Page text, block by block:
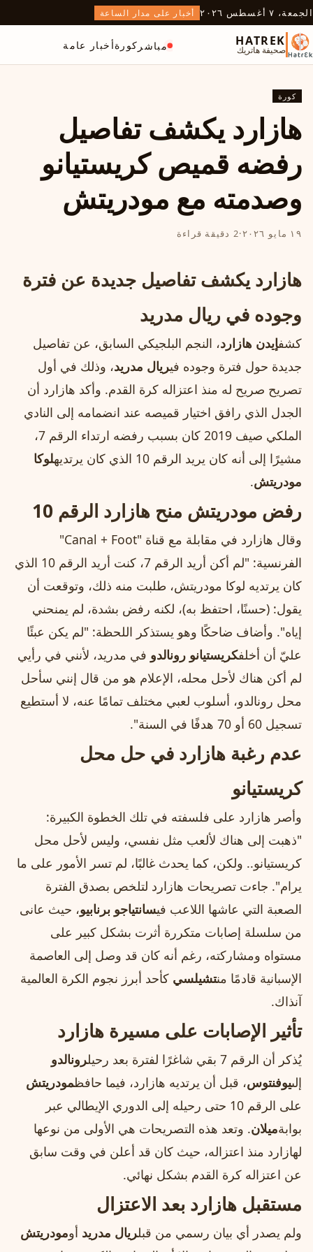
الجمعة، ٧ أغسطس ٢٠٢٦ أخبار على مدار الساعة
HATREK
صحيفة هاتريك مباشر كورةأخبار عامة
كورة
هازارد يكشف تفاصيل
رفضه قميص كريستيانو
وصدمته مع مودريتش
١٩ مايو ٢٠٢٦ ·2 دقيقة قراءة
هازارد يكشف تفاصيل جديدة عن فترة
وجوده في ريال مدريد
كشفإيدن هازارد، النجم البلجيكي السابق، عن تفاصيل
جديدة حول فترة وجوده فيريال مدريد، وذلك في أول
تصريح صريح له منذ اعتزاله كرة القدم. وأكد هازارد أن
الجدل الذي رافق اختيار قميصه عند انضمامه إلى النادي
الملكي صيف 2019 كان بسبب رفضه ارتداء الرقم 7،
مشيرًا إلى أنه كان يريد الرقم 10 الذي كان يرتديه
لوكا
مودريتش.
رفض مودريتش منح هازارد الرقم 10
وقال هازارد في مقابلة مع قناة "Canal + Foot"
الفرنسية: "لم أكن أريد الرقم 7، كنت أريد الرقم 10 الذي
كان يرتديه لوكا مودريتش، طلبت منه ذلك، وتوقعت أن
يقول: (حسنًا، احتفظ به)، لكنه رفض بشدة، لم يمنحني
إياه". وأضاف ضاحكًا وهو يستذكر اللحظة: "لم يكن عبئًا
عليّ أن أخلفكريستيانو رونالدو في مدريد، لأنني في رأيي
لم أكن هناك لأحل محله، الإعلام هو من قال إنني سأحل
محل رونالدو، أسلوب لعبي مختلف تمامًا عنه، لا أستطيع
تسجيل 60 أو 70 هدفًا في السنة".
عدم رغبة هازارد في حل محل
كريستيانو
وأصر هازارد على فلسفته في تلك الخطوة الكبيرة:
"ذهبت إلى هناك لألعب مثل نفسي، وليس لأحل محل
كريستيانو.. ولكن، كما يحدث غالبًا، لم تسر الأمور على ما
يرام". جاءت تصريحات هازارد لتلخص بصدق الفترة
الصعبة التي عاشها اللاعب فيسانتياجو برنابيو، حيث عانى
من سلسلة إصابات متكررة أثرت بشكل كبير على
مستواه ومشاركته، رغم أنه كان قد وصل إلى العاصمة
الإسبانية قادمًا منتشيلسي كأحد أبرز نجوم الكرة العالمية
آنذاك.
تأثير الإصابات على مسيرة هازارد
يُذكر أن الرقم 7 بقي شاغرًا لفترة بعد رحيل
رونالدو
إلىيوفنتوس، قبل أن يرتديه هازارد، فيما حافظمودريتش
على الرقم 10 حتى رحيله إلى الدوري الإيطالي عبر
بوابةميلان. وتعد هذه التصريحات هي الأولى من نوعها
لهازارد منذ اعتزاله، حيث كان قد أعلن في وقت سابق
عن اعتزاله كرة القدم بشكل نهائي.
مستقبل هازارد بعد الاعتزال
ولم يصدر أي بيان رسمي من قبلريال مدريد أومودريتش